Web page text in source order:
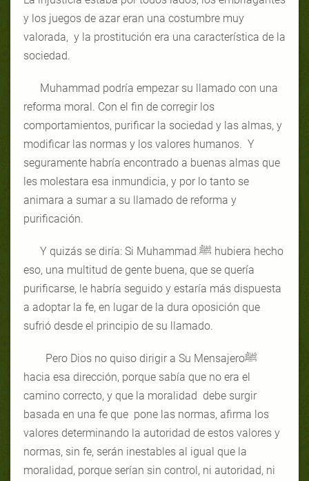
y los juegos de azar eran una costumbre muy
valorada, y la prostitución era una característica de la
sociedad.
Muhammad podría empezar su llamado con una
reforma moral. Con el fin de corregir los
comportamientos, purificar la sociedad y las almas, y
modificar las normas y los valores humanos. Y
seguramente habría encontrado a buenas almas que
les molestara esa inmundicia, y por lo tanto se
animara a sumar a su llamado de reforma y
purificación.
Y quizás se diría: Si Muhammad ﷺ hubiera hecho
eso, una multitud de gente buena, que se quería
purificarse, le habría seguido y estaría más dispuesta
a adoptar la fe, en lugar de la dura oposición que
sufrió desde el principio de su llamado.
Pero Dios no quiso dirigir a Su Mensajeroﷺ
hacia esa dirección, porque sabía que no era el
camino correcto, y que la moralidad debe surgir
basada en una fe que pone las normas, afirma los
valores determinando la autoridad de estos valores y
normas, sin fe, serán inestables al igual que la
moralidad, porque serían sin control, ni autoridad, ni